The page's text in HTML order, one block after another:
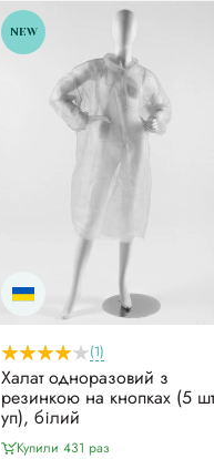
NEW
(1)
Халат одноразовий з
резинкою на кнопках (5
уп), білий
Купили 431 раз